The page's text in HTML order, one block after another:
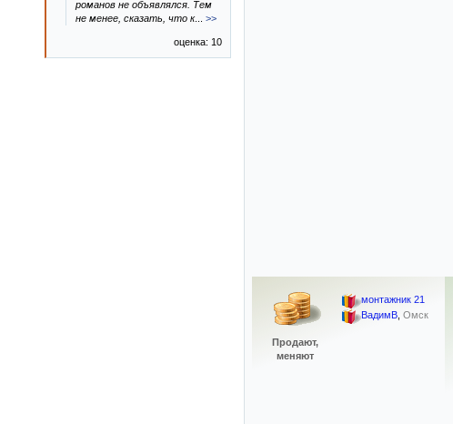
Продают,
меняют
монтажник 21
ВадимВ, Омск
романов не объявлялся. Тем
не менее, сказать, что к... >>
оценка: 10